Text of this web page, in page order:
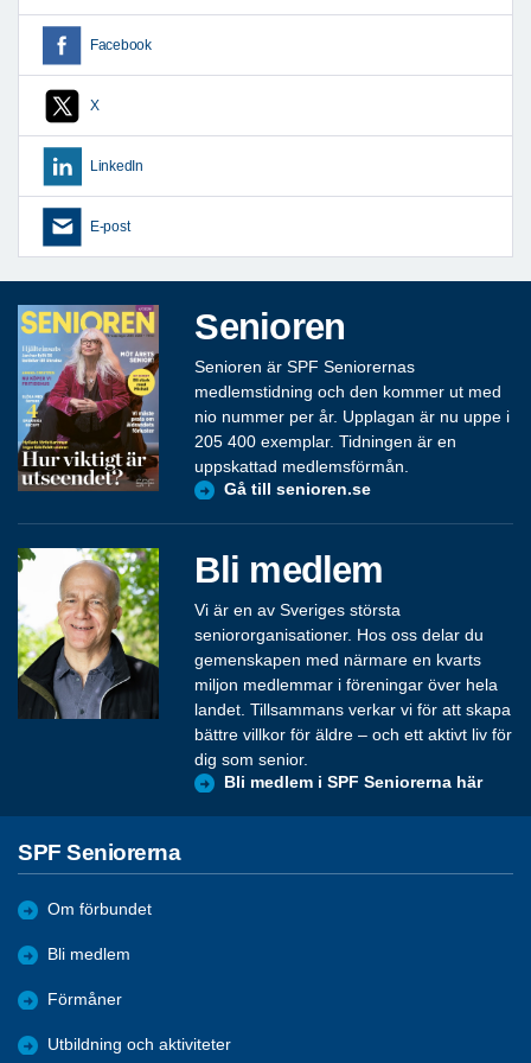
Facebook
X
LinkedIn
E-post
Senioren
Senioren är SPF Seniorernas
medlemstidning och den kommer ut med
nio nummer per år. Upplagan är nu uppe i
205 400 exemplar. Tidningen är en
uppskattad medlemsförmån.
Gå till senioren.se
Bli medlem
Vi är en av Sveriges största
seniororganisationer. Hos oss delar du
gemenskapen med närmare en kvarts
miljon medlemmar i föreningar över hela
landet. Tillsammans verkar vi för att skapa
bättre villkor för äldre – och ett aktivt liv för
dig som senior.
Bli medlem i SPF Seniorerna här
SPF Seniorerna
Om förbundet
Bli medlem
Förmåner
Utbildning och aktiviteter